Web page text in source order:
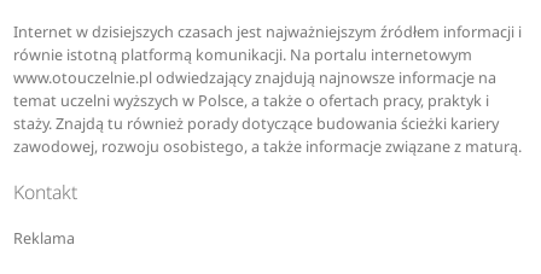
Internet w dzisiejszych czasach jest najważniejszym źródłem informacji i
równie istotną platformą komunikacji. Na portalu internetowym
www.otouczelnie.pl odwiedzający znajdują najnowsze informacje na
temat uczelni wyższych w Polsce, a także o ofertach pracy, praktyk i
staży. Znajdą tu również porady dotyczące budowania ścieżki kariery
zawodowej, rozwoju osobistego, a także informacje związane z maturą.
Kontakt
Reklama